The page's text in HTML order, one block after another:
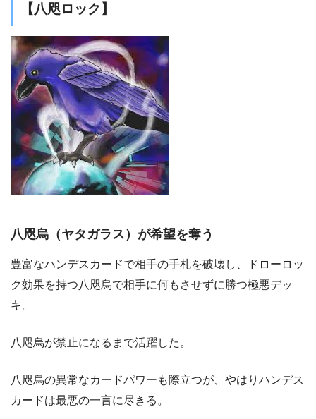
【八咫ロック】
八咫烏（ヤタガラス）が希望を奪う
豊富なハンデスカードで相手の手札を破壊し、ドローロッ
ク効果を持つ八咫烏で相手に何もさせずに勝つ極悪デッ
キ。
八咫烏が禁止になるまで活躍した。
八咫烏の異常なカードパワーも際立つが、やはりハンデス
カードは最悪の一言に尽きる。